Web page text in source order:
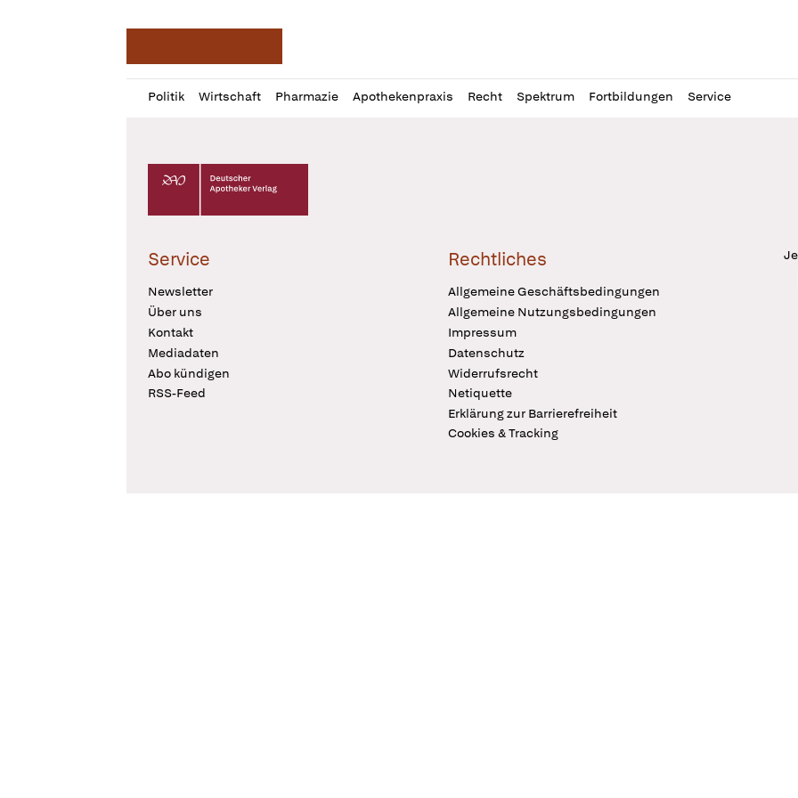
Politik Wirtschaft Pharmazie Apothekenpraxis Recht Spektrum Fortbildungen Service
Profil
öffnen
Daz
Pur
Deutscher Apotheker Verlag Logo
Service
Newsletter
Über uns
Kontakt
Mediadaten
Abo kündigen
RSS-Feed
Rechtliches
Allgemeine Geschäftsbedingungen
Allgemeine Nutzungsbedingungen
Impressum
Datenschutz
Widerrufsrecht
Netiquette
Erklärung zur Barrierefreiheit
Cookies & Tracking